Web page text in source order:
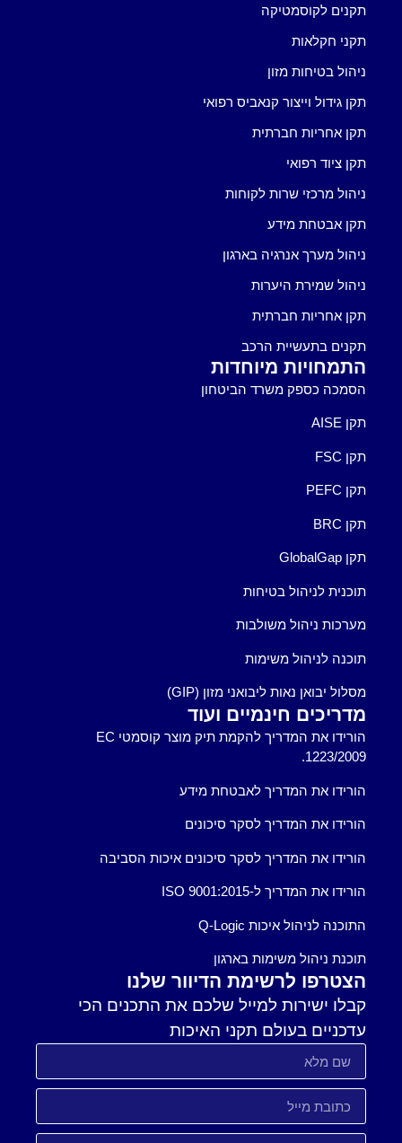
תקנים לקוסמטיקה
תקני חקלאות
ניהול בטיחות מזון
תקן גידול וייצור קנאביס רפואי
תקן אחריות חברתית
תקן ציוד רפואי
ניהול מרכזי שרות לקוחות
תקן אבטחת מידע
ניהול מערך אנרגיה בארגון
ניהול שמירת היערות
תקן אחריות חברתית
תקנים בתעשיית הרכב
התמחויות מיוחדות
הסמכה כספק משרד הביטחון
תקן AISE
תקן FSC
תקן PEFC
תקן BRC
תקן GlobalGap
תוכנית לניהול בטיחות
מערכות ניהול משולבות
תוכנה לניהול משימות
מסלול יבואן נאות ליבואני מזון (GIP)
מדריכים חינמיים ועוד
הורידו את המדריך להקמת תיק מוצר קוסמטי EC
1223/2009.
הורידו את המדריך לאבטחת מידע
הורידו את המדריך לסקר סיכונים
הורידו את המדריך לסקר סיכונים איכות הסביבה
הורידו את המדריך ל-ISO 9001:2015
התוכנה לניהול איכות Q-Logic
תוכנת ניהול משימות בארגון
הצטרפו לרשימת הדיוור שלנו
קבלו ישירות למייל שלכם את התכנים הכי
עדכניים בעולם תקני האיכות